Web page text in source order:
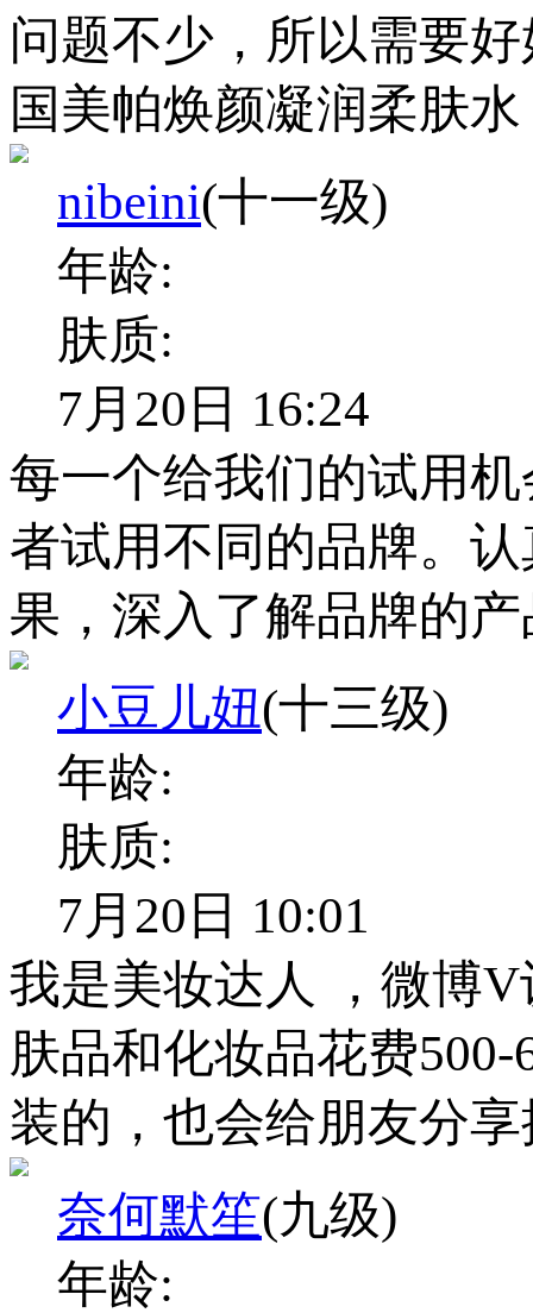
问题不少，所以需要
国美帕焕颜凝润柔肤
nibeini(十一级)
年龄:
肤质:
7月20日 16:24
每一个给我们的试用
者试用不同的品牌。
果，深入了解品牌的
小豆儿妞(十三级)
年龄:
肤质:
7月20日 10:01
我是美妆达人 ，微博
肤品和化妆品花费
装的，也会给朋友分
奈何默笙(九级)
年龄: